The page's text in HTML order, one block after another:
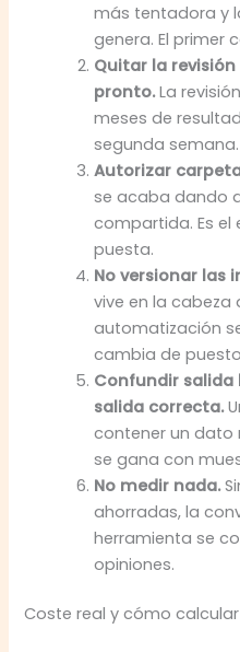
más tentadora y
genera. El primer
Quitar la
pronto.La
meses de
segunda semana.
Autorizar
se acaba dando
compartida. Es el
puesta.
No versionar las
vive en la cabeza
automatización
cambia de
Confundir
salida correcta.
contener un dato
se gana con
No medir nada.
ahorradas, la
herramienta se
opiniones.
Coste real y cómo